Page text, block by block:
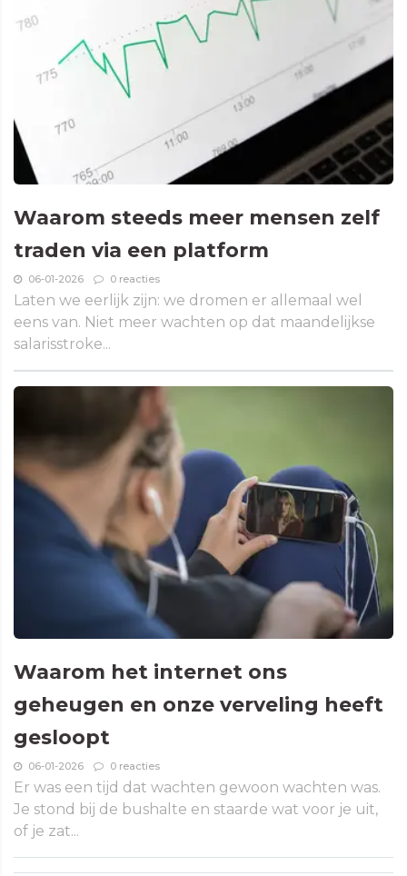
Waarom steeds meer mensen zelf
traden via een platform
06-01-2026 0 reacties
Laten we eerlijk zijn: we dromen er allemaal wel
eens van. Niet meer wachten op dat maandelijkse
salarisstroke...
Waarom het internet ons
geheugen en onze verveling heeft
gesloopt
06-01-2026 0 reacties
Er was een tijd dat wachten gewoon wachten was.
Je stond bij de bushalte en staarde wat voor je uit,
of je zat...